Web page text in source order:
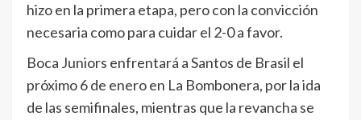
hizo en la primera etapa, pero con la convicción
necesaria como para cuidar el 2-0 a favor.
Boca Juniors enfrentará a Santos de Brasil el
próximo 6 de enero en La Bombonera, por la ida
de las semifinales, mientras que la revancha se